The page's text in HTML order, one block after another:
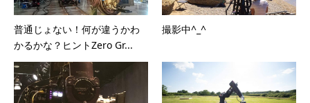
普通じょない！何が違うかわ
かるかな？ヒントZero Gr...
撮影中^_^